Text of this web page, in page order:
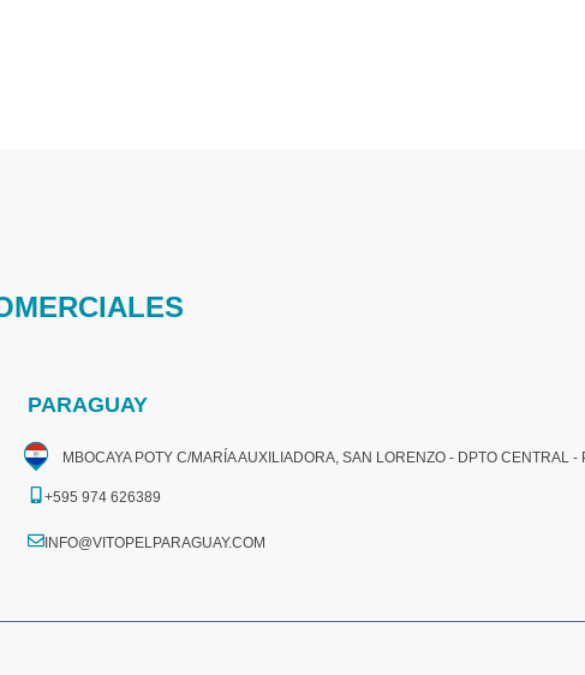
PARAGUAY
MBOCAYA POTY C/MARÍA AUXILIADORA, SAN LORENZO - DPTO CENTRAL -
+595 974 626389
INFO@VITOPELPARAGUAY.COM